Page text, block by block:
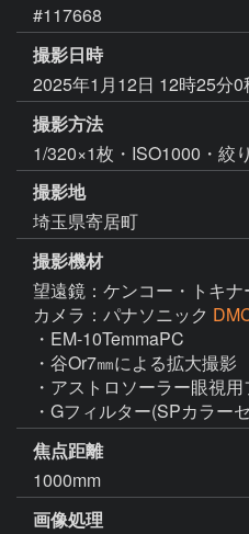
#117668
撮影日時
2025年1月12日 12時25分0
撮影方法
1/320×1枚・ISO1000・絞
撮影地
埼玉県寄居町
撮影機材
望遠鏡：ケンコー・トキナ
カメラ：パナソニック
・EM-10TemmaPC
・谷Or7㎜による拡大撮影
・アストロソーラー眼視
・Gフィルター(SPカラー
焦点距離
1000mm
画像処理